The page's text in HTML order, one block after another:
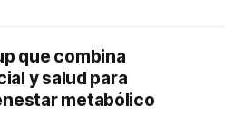
que combina
y salud para
metabólico